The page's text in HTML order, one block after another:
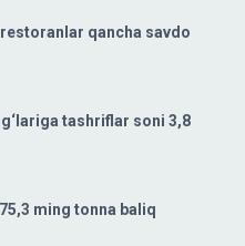
qancha savdo
tashriflar soni 3,8
ming tonna baliq